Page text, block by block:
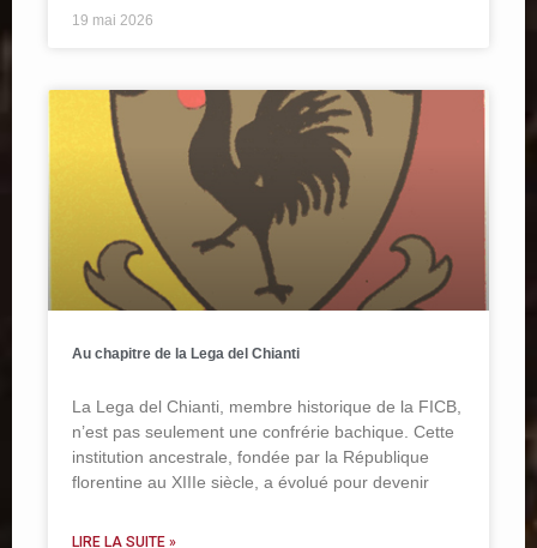
19 mai 2026
Au chapitre de la Lega del Chianti
La Lega del Chianti, membre historique de la FICB,
n’est pas seulement une confrérie bachique. Cette
institution ancestrale, fondée par la République
florentine au XIIIe siècle, a évolué pour devenir
LIRE LA SUITE »